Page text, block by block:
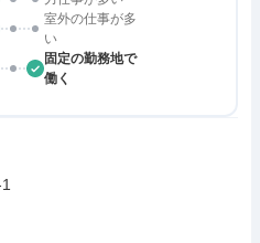
室外の仕事が多
い
固定の勤務地で
働く